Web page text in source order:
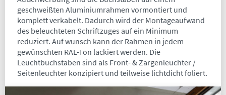
geschweißten Aluminiumrahmen vormontiert und
komplett verkabelt. Dadurch wird der Montageaufwand
des beleuchteten Schriftzuges auf ein Minimum
reduziert. Auf wunsch kann der Rahmen in jedem
gewünschten RAL-Ton lackiert werden. Die
Leuchtbuchstaben sind als Front- & Zargenleuchter /
Seitenleuchter konzipiert und teilweise lichtdicht foliert.